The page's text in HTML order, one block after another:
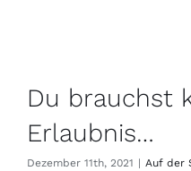
Du brauchst
Erlaubnis…
Dezember 11th, 2021 | Auf der